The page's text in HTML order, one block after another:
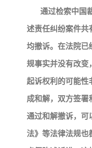
通过检索中国
述责任纠纷案件共
均撤诉。在法院已
规事实并没有改变
起诉权利的可能性
成和解，双方签署
通过和解撤诉，可
法》等法律法规也